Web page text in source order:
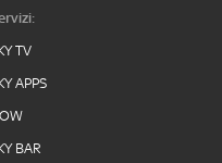
TV
APPS
BAR